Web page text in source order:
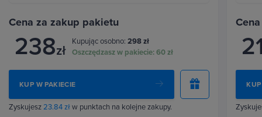
Cena za zakup pakietu
238zł
Kupując osobno: 298 zł
Oszczędzasz w pakiecie:60 zł
KUP W PAKIECIE
Zyskujesz23.84 złw punktach na kolejne zakupy.